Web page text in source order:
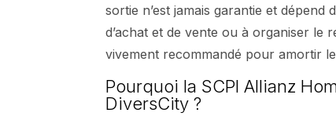
sortie n’est jamais garantie et
d’achat et de vente ou à organiser le
vivement recommandé pour amortir
Pourquoi la SCPI Allianz
DiversCity ?